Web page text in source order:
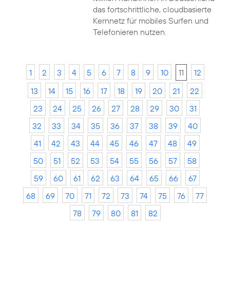
das fortschrittliche, cloudbasierte
Kernnetz für mobiles Surfen und
Telefonieren nutzen.
1 2 3 4 5 6 7 8 9 10 11
12
13
14 15 16 17 18 19 20 21
22
23
24 25 26 27 28 29 30
31
32
33 34 35 36 37 38 39
40
41
42 43 44 45 46 47 48
49
50
51 52 53 54 55 56 57
58
59
60 61 62 63 64 65 66
67
68
69 70 71 72 73 74 75 76
77
78
79 80 81 82